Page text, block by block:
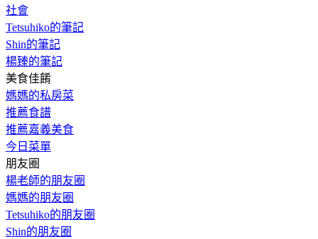
社會
Tetsuhiko的筆記
Shin的筆記
楊臻的筆記
美食佳餚
媽媽的私房菜
推薦食譜
推薦嘉義美食
今日菜單
朋友圈
楊老師的朋友圈
媽媽的朋友圈
Tetsuhiko的朋友圈
Shin的朋友圈